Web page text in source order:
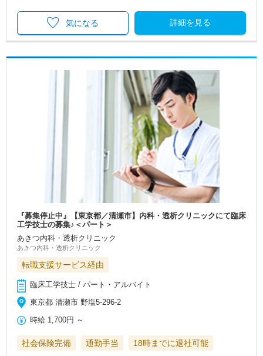
詳細を見る
気になる
『募集停止中』【東京都／清瀬市】内科・透析クリニックにて臨床
工学技士の募集♪＜パート＞
あきつ内科・透析クリニック
あきつ内科・透析クリニック
転職支援サービス経由
臨床工学技士 / パート・アルバイト
東京都 清瀬市 野塩5-296-2
時給 1,700円 ～
社会保険完備 通勤手当 18時までに退社可能